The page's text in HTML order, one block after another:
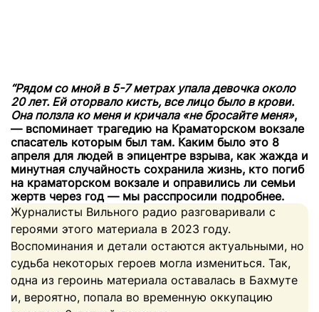
“Рядом со мной в 5-7 метрах упала девочка около
20 лет. Ей оторвало кисть, все лицо было в крови.
Она ползла ко меня и кричала «не бросайте меня»,
— вспоминает трагедию на Краматорском вокзале
спасатель которым был там. Каким было это 8
апреля для людей в эпицентре взрыва, как жажда и
минутная случайность сохранила жизнь, кто погиб
на краматорском вокзале и оправились ли семьи
жертв через год — мы расспросили подробнее.
Журналисты Вильного радио разговаривали с
героями этого материала в 2023 году.
Воспоминания и детали остаются актуальными, но
судьба некоторых героев могла измениться. Так,
одна из героинь материала оставалась в Бахмуте
и, вероятно, попала во временную оккупацию